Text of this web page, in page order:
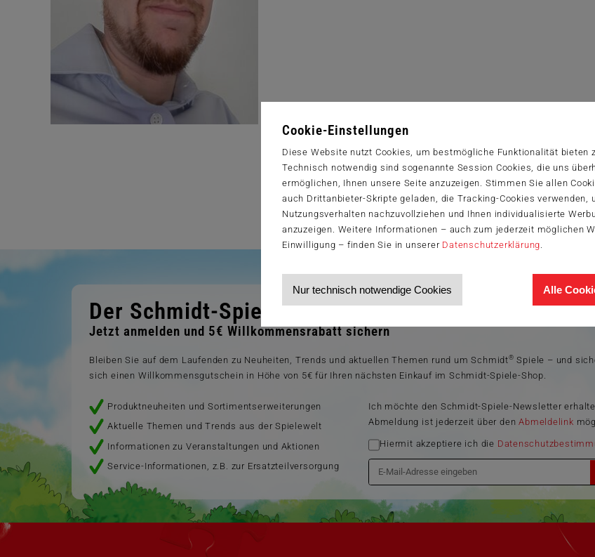
Cookie-Einstellungen
Diese Website nutzt Cookies, um bestmögliche Funktionalität bieten
Technisch notwendig sind sogenannte Session Cookies, die uns
ermöglichen, Ihnen unsere Seite anzuzeigen. Stimmen Sie allen
auch Drittanbieter-Skripte geladen, die Tracking-Cookies verwenden,
Nutzungsverhalten nachzuvollziehen und Ihnen individualisierte
anzuzeigen. Weitere Informationen – auch zum jederzeit möglichen
Einwilligung – finden Sie in unserer Datenschutzerklärung
Nur technisch notwendige Cookies Alle
Der Schmidt-Spiele-Newsletter
Jetzt anmelden und 5€ Willkommensrabatt sichern
Bleiben Sie auf dem Laufenden zu Neuheiten, Trends und aktuellen Themen rund um Schmidt® Spiele – und
sich einen Willkommensgutschein in Höhe von 5€ für Ihren nächsten Einkauf im Schmidt-Spiele-Shop.
Produktneuheiten und Sortimentserweiterungen
Aktuelle Themen und Trends aus der Spielewelt
Informationen zu Veranstaltungen und Aktionen
Service-Informationen, z.B. zur Ersatzteilversorgung
Ich möchte den Schmidt-Spiele-Newsletter
Abmeldung ist jederzeit über denAbmeldelink
Hiermit akzeptiere ich die